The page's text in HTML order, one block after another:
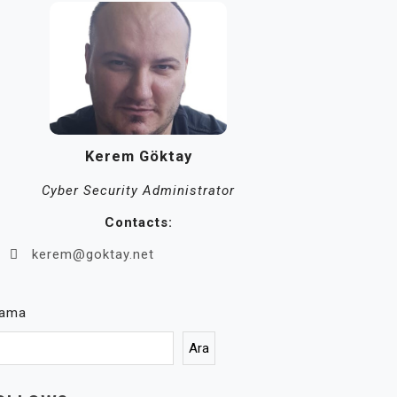
Kerem Göktay
Cyber Security Administrator
Contacts:
kerem@goktay.net
Ara